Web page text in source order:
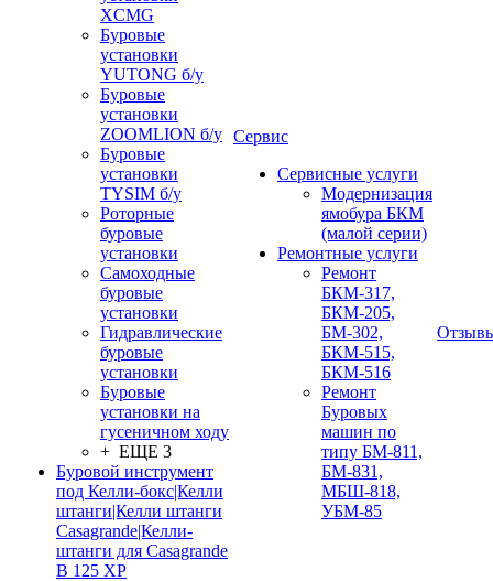
XCMG
Буровые
установки
YUTONG б/у
Буровые
установки
ZOOMLION б/у
Буровые
установки
TYSIM б/у
Роторные
буровые
установки
Самоходные
буровые
установки
Гидравлические
буровые
установки
Буровые
установки на
гусеничном ходу
+ ЕЩЕ 3
Буровой инструмент
под Келли-бокс|Келли
штанги|Келли штанги
Casagrande|Келли-
штанги для Casagrande
B 125 XP
Сервис
Сервисные услуги
Модернизация
ямобура БКМ
(малой серии)
Ремонтные услуги
Ремонт
БКМ-317,
БКМ-205,
БМ-302,
БКМ-515,
БКМ-516
Ремонт
Буровых
машин по
типу БМ-811,
БМ-831,
МБШ-818,
УБМ-85